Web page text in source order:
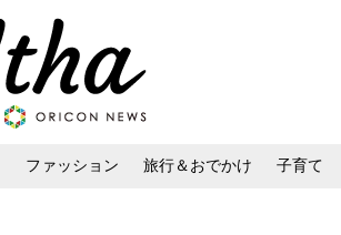
ファッション 旅行＆おでかけ 子育て